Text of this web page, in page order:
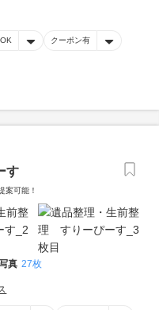
クーポン有
す
案可能！
真 27枚